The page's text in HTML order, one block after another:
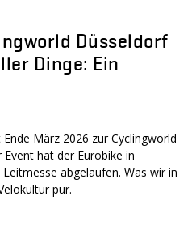
Düsseldorf
Dinge: Ein
März 2026 zur Cyclingworld
hat der Eurobike in
abgelaufen. Was wir in
pur.